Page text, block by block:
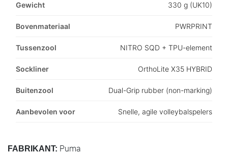
Gewicht 330 g (UK10)
Bovenmateriaal PWRPRINT
Tussenzool NITRO SQD + TPU-element
Sockliner OrthoLite X35 HYBRID
Buitenzool Dual-Grip rubber (non-marking)
Aanbevolen voor Snelle, agile volleybalspelers
FABRIKANT: Puma